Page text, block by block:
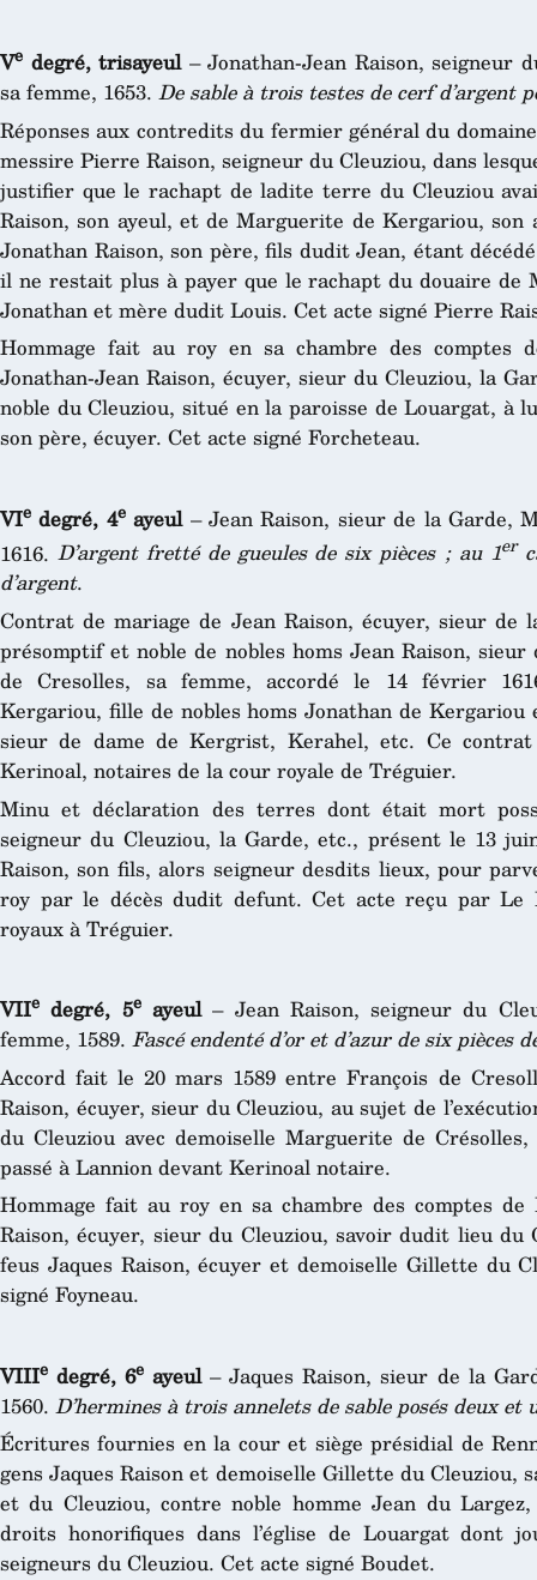
Ve degré, trisayeul– Jonathan-Jean Raison, seigneur
sa femme, 1653. De sable à trois testes de cerf d’argent
Réponses aux contredits du fermier général du
messire Pierre Raison, seigneur du Cleuziou, dans
justifier que le rachapt de ladite terre du Cleuziou
Raison, son ayeul, et de Marguerite de Kergariou, son
Jonathan Raison, son père, fils dudit Jean, étant
il ne restait plus à payer que le rachapt du douaire de
Jonathan et mère dudit Louis. Cet acte signé Pierre
Hommage fait au roy en sa chambre des comptes
Jonathan-Jean Raison, écuyer, sieur du Cleuziou, la
noble du Cleuziou, situé en la paroisse de Louargat, à
son père, écuyer. Cet acte signé Forcheteau.
VIe degré, 4eayeul– Jean Raison, sieur de la Garde,
1616. D’argent fretté de gueules de six pièces ; au 1er
d’argent.
Contrat de mariage de Jean Raison, écuyer, sieur
présomptif et noble de nobles homs Jean Raison,
de Cresolles, sa femme, accordé le 14 février
Kergariou, fille de nobles homs Jonathan de
sieur de dame de Kergrist, Kerahel, etc. Ce
Kerinoal, notaires de la cour royale de Tréguier.
Minu et déclaration des terres dont était mort
seigneur du Cleuziou, la Garde, etc., présent le 13
Raison, son fils, alors seigneur desdits lieux, pour
roy par le décès dudit defunt. Cet acte reçu par Le
royaux à Tréguier.
VIIe degré, 5eayeul– Jean Raison, seigneur du
femme, 1589. Fascé endenté d’or et d’azur de six pièces
Accord fait le 20 mars 1589 entre François de
Raison, écuyer, sieur du Cleuziou, au sujet de
du Cleuziou avec demoiselle Marguerite de
passé à Lannion devant Kerinoal notaire.
Hommage fait au roy en sa chambre des comptes
Raison, écuyer, sieur du Cleuziou, savoir dudit lieu du
feus Jaques Raison, écuyer et demoiselle Gillette du
signé Foyneau.
VIIIe degré, 6e ayeul– Jaques Raison, sieur de la
1560. D’hermines à trois annelets de sable posés deux et
Écritures fournies en la cour et siège présidial de
gens Jaques Raison et demoiselle Gillette du Cleuziou,
et du Cleuziou, contre noble homme Jean du
droits honorifiques dans l’église de Louargat dont
seigneurs du Cleuziou. Cet acte signé Boudet.